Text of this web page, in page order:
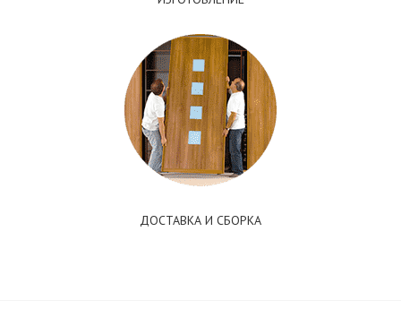
ДОСТАВКА И СБОРКА